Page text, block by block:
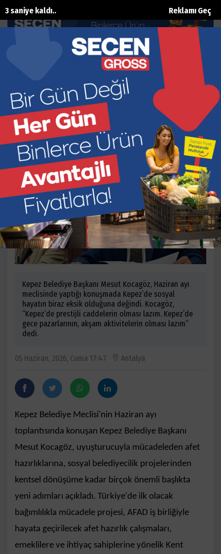
Reklamı Geç
1 saniye kaldı..
‘Kepez’de gece pazarları olmalı’
Ana Sayfa Gündem
Kepez Belediye Başkanı Mesut Kocagöz, Haziran ayı
meclisinde yaptığı konuşmada Kepez’de sosyal
hayatın biraz eksik olduğuna değindi. Kocagöz,
“Kepez’de prestijli caddelerin olması lazım. Kepez’de
gece pazarlarının, akşam aktivitelerin olması lazım”
dedi.
05 Haziran, 2026, Cuma 17:47 Antalya
Kepez Belediye Meclisi'nin Haziran ayı
toplantısında konuşan Kepez Belediye Başkanı
Mesut Kocagöz, uyuşturucuyla mücadeleden afet
hazırlıklarına, sosyal belediyecilik projelerinden
kentsel dönüşüme kadar birçok önemli başlıkta
yeni adımları açıkladı. Türkiye'de ilk olacak
bağımlılıkla mücadele projesi, AFAD iş birliğiyle
hayata geçirilecek afet hazırlık çalışmaları,
emeklilere ve ihtiyaç sahiplerine yönelik Kent